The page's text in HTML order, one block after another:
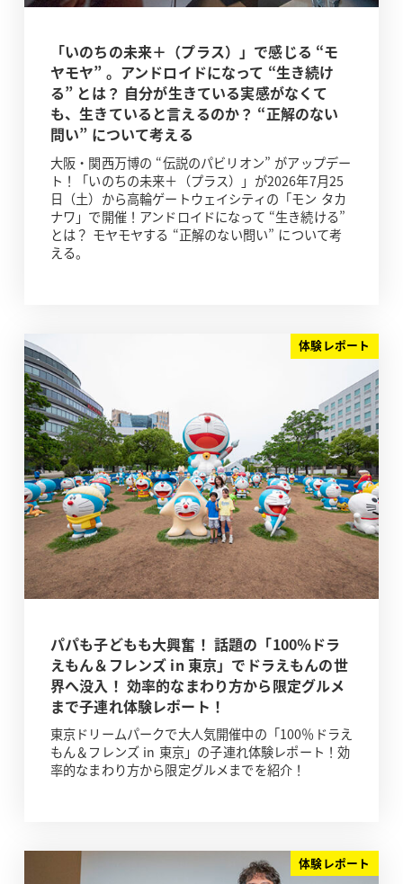
「いのちの未来＋（プラス）」で感じる “モ
ヤモヤ” 。アンドロイドになって “生き続け
る” とは？ 自分が生きている実感がなくて
も、生きていると言えるのか？ “正解のない
問い” について考える
大阪・関西万博の “伝説のパビリオン” がアップデー
ト！「いのちの未来＋（プラス）」が2026年7月25
日（土）から高輪ゲートウェイシティの「モン タカ
ナワ」で開催！アンドロイドになって “生き続ける”
とは？ モヤモヤする “正解のない問い” について考
える。
体験レポート
パパも子どもも大興奮！ 話題の「100％ドラ
えもん＆フレンズ in 東京」でドラえもんの世
界へ没入！ 効率的なまわり方から限定グルメ
まで子連れ体験レポート！
東京ドリームパークで大人気開催中の「100％ドラえ
もん＆フレンズ in 東京」の子連れ体験レポート！効
率的なまわり方から限定グルメまでを紹介！
体験レポート